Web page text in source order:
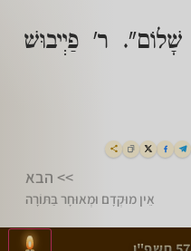
ר' פַיְיבוּשׁ
>> הבא
אֵין מוּקְדָם וּמְאוּחָר בַּתּוֹרָה
>